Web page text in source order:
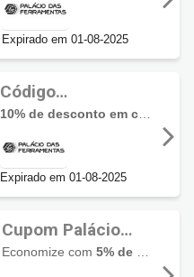
com 15% OFF
Expirado em 01-08-2025
Código
promocional Palácio
com 10% OFF
10% de desconto em compras acima de R$349 em produtos Vonder
Expirado em 01-08-2025
Cupom Palácio
das Ferramentas
Economize com5% de desconto em compras acima de R$199 em produtos Vonder